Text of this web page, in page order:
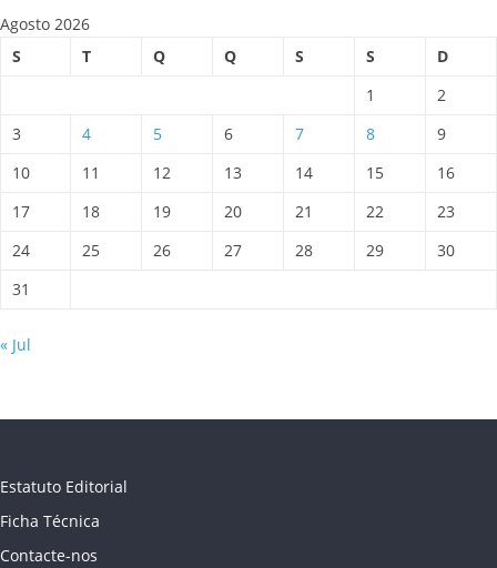
Agosto 2026
S
T Q Q S S
D
1
2
3
4 5 6 7 8
9
10
11 12 13 14 15
16
17
18 19 20 21 22
23
24
25 26 27 28 29
30
31
« Jul
Estatuto Editorial
Ficha Técnica
Contacte-nos